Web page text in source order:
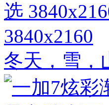
3840x2160
冬天，雪，